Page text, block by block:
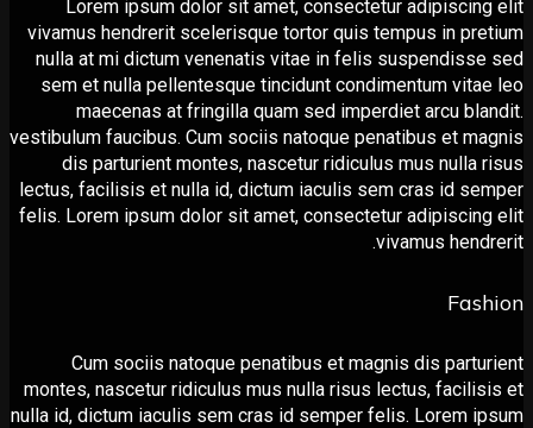
Lorem ipsum dolor sit amet, consectetur
vivamus hendrerit scelerisque tortor quis tempus in
nulla at mi dictum venenatis vitae in felis
sem et nulla pellentesque tincidunt condimentum
maecenas at fringilla quam sed imperdiet arcu
vestibulum faucibus. Cum sociis natoque penatibus et
dis parturient montes, nascetur ridiculus mus
lectus, facilisis et nulla id, dictum iaculis sem сras id
felis. Lorem ipsum dolor sit amet, consectetur
vivamus
Cum sociis natoque penatibus et magnis dis
montes, nascetur ridiculus mus nulla risus lectus,
nulla id, dictum iaculis sem сras id semper felis. Lorem